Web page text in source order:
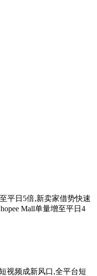
平日5倍,新卖家借势快速
Mall单量增至平日4
视频成新风口,全平台短